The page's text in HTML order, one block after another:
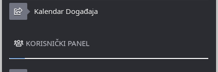
Kalendar Događaja
KORISNIČKI PANEL